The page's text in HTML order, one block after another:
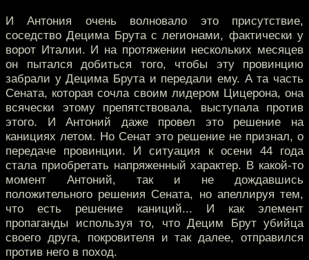
И Антония очень волновало это присутствие,
соседство Децима Брута с легионами, фактически у
ворот Италии. И на протяжении нескольких месяцев
он пытался добиться того, чтобы эту провинцию
забрали у Децима Брута и передали ему. А та часть
Сената, которая сочла своим лидером Цицерона, она
всячески этому препятствовала, выступала против
этого. И Антоний даже провел это решение на
канициях летом. Но Сенат это решение не признал, о
передаче провинции. И ситуация к осени 44 года
стала приобретать напряженный характер. В какой-то
момент Антоний, так и не дождавшись
положительного решения Сената, но апеллируя тем,
что есть решение каниций... И как элемент
пропаганды используя то, что Децим Брут убийца
своего друга, покровителя и так далее, отправился
против него в поход.